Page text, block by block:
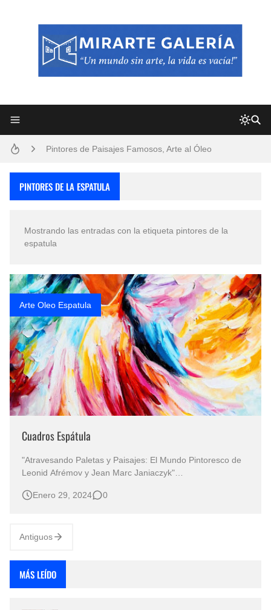
Pintores de Paisajes Famosos, Arte al Óleo
Rostros Bellos, La Perfección del Dibujo A Lápiz, Biryulina Vita
Fotos Artísticas de las Actrices de Hollywood Más Bellas del Mundo
Que significan los cuadros de negras africanas?
El mundo del arte en pintura surrealista
PINTORES DE LA ESPATULA
Mostrando las entradas con la etiqueta pintores de la
espatula
Arte Oleo Espatula
Cuadros Espátula
"Atravesando Paletas y Paisajes: El Mundo Pintoresco de
Leonid Afrémov y Jean Marc Janiaczyk"
Figurativo "Una Inmersión Profunda en los Colores
Enero 29, 2024 0
Antiguos
MÁS LEÍDO